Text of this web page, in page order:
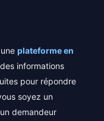
plateforme en
informations
pour répondre
soyez un
demandeur